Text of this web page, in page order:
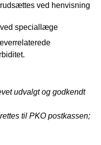
ved henvisning
speciallæge
udvalgt og godkendt
til PKO postkassen;